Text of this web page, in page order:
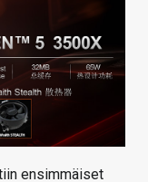
ensimmäiset